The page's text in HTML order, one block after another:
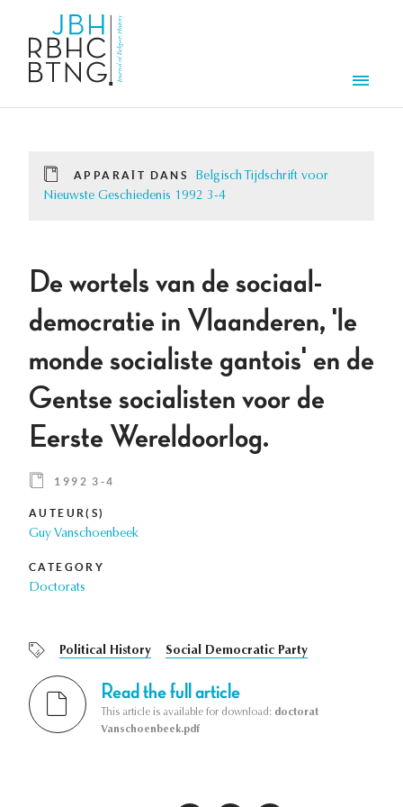
APPARAÎT DANS
Belgisch Tijdschrift voor
Nieuwste Geschiedenis 1992 3-4
De wortels van de sociaal-
democratie in Vlaanderen, 'le
monde socialiste gantois' en de
Gentse socialisten voor de
Eerste Wereldoorlog.
1992 3-4
AUTEUR(S)
Guy Vanschoenbeek
CATEGORY
Doctorats
Political History Social Democratic Party
Read the full article
This article is available for download: doctorat
Vanschoenbeek.pdf